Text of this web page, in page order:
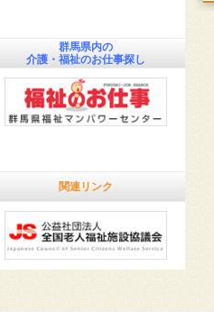
群馬県内の
介護・福祉のお仕事探し
関連リンク